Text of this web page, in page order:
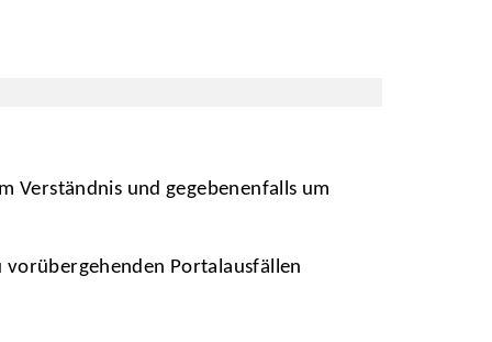
Verständnis und gegebenenfalls um
Portalausfällen